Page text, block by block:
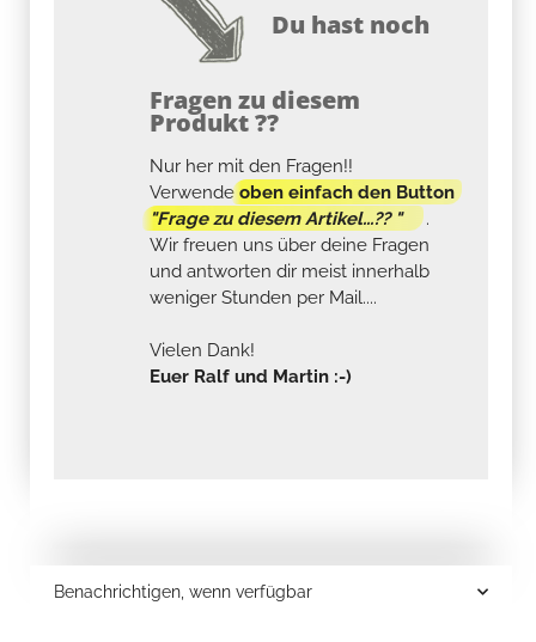
Du hast noch
Fragen zu diesem
Produkt ??
Nur her mit den Fragen!!
Verwendeoben einfach den Button
"Frage zu diesem Artikel...?? "
.
Wir freuen uns über deine Fragen
und antworten dir meist innerhalb
weniger Stunden per Mail....
Vielen Dank!
Euer Ralf und Martin :-)
Benachrichtigen, wenn verfügbar